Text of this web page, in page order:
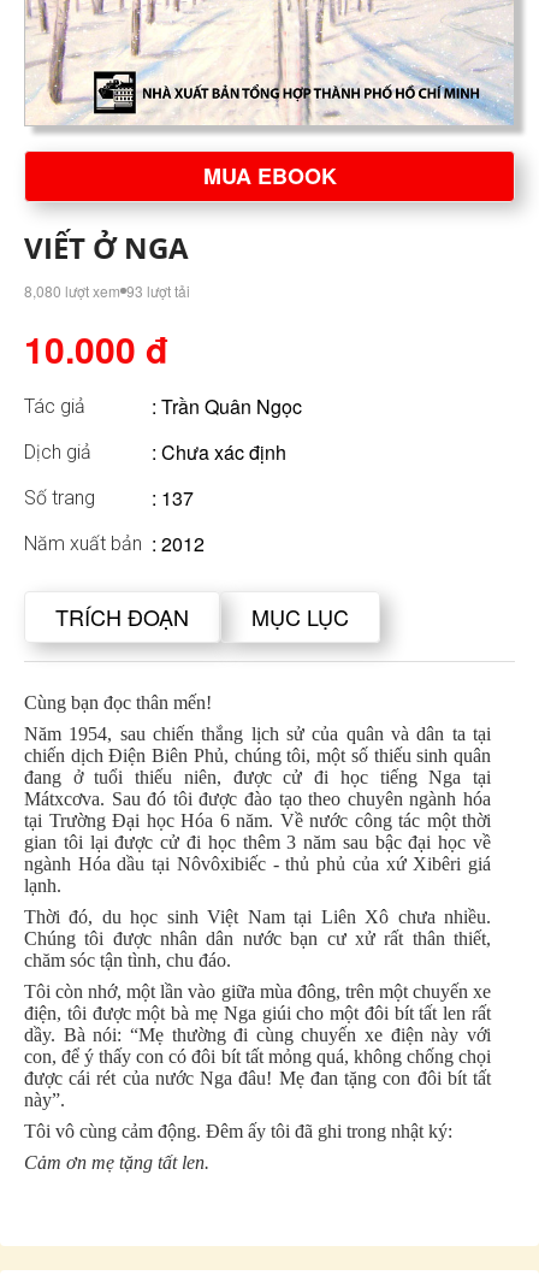
MUA EBOOK
VIẾT Ở NGA
8,080 lượt xem 93 lượt tải
10.000 đ
Tác giả : Trần Quân Ngọc
Dịch giả : Chưa xác định
Số trang : 137
Năm xuất bản : 2012
TRÍCH ĐOẠN MỤC LỤC
Cùng bạn đọc thân mến!
Năm 1954, sau chiến thắng lịch sử của quân và dân ta tại
chiến dịch Điện Biên Phủ, chúng tôi, một số thiếu sinh quân
đang ở tuổi thiếu niên, được cử đi học tiếng Nga tại
Mátxcơva. Sau đó tôi được đào tạo theo chuyên ngành hóa
tại Trường Đại học Hóa 6 năm. Về nước công tác một thời
gian tôi lại được cử đi học thêm 3 năm sau bậc đại học về
ngành Hóa dầu tại Nôvôxibiếc - thủ phủ của xứ Xibêri giá
lạnh.
Thời đó, du học sinh Việt Nam tại Liên Xô chưa nhiều.
Chúng tôi được nhân dân nước bạn cư xử rất thân thiết,
chăm sóc tận tình, chu đáo.
Tôi còn nhớ, một lần vào giữa mùa đông, trên một chuyến xe
điện, tôi được một bà mẹ Nga giúi cho một đôi bít tất len rất
dầy. Bà nói: “Mẹ thường đi cùng chuyến xe điện này với
con, để ý thấy con có đôi bít tất mỏng quá, không chống chọi
được cái rét của nước Nga đâu! Mẹ đan tặng con đôi bít tất
này”.
Tôi vô cùng cảm động. Đêm ấy tôi đã ghi trong nhật ký:
Cảm ơn mẹ tặng tất len.